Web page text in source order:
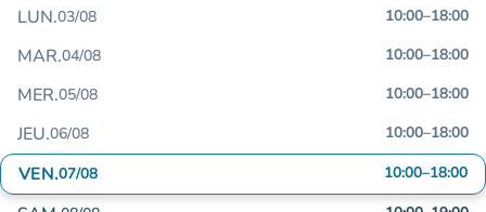
LUN.03/08 10:00–18:00
MAR.04/08 10:00–18:00
MER.05/08 10:00–18:00
JEU.06/08 10:00–18:00
VEN.07/08 10:00–18:00